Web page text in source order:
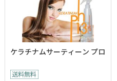
ケラチナムサーティーン プロ